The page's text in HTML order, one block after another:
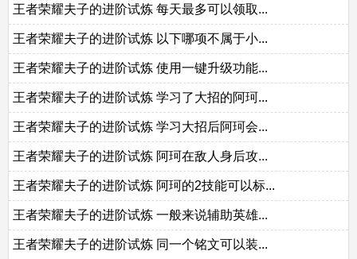
王者荣耀夫子的进阶试炼 每天最多可以领取...
王者荣耀夫子的进阶试炼 以下哪项不属于小...
王者荣耀夫子的进阶试炼 使用一键升级功能...
王者荣耀夫子的进阶试炼 学习了大招的阿珂...
王者荣耀夫子的进阶试炼 学习大招后阿珂会...
王者荣耀夫子的进阶试炼 阿珂在敌人身后攻...
王者荣耀夫子的进阶试炼 阿珂的2技能可以标...
王者荣耀夫子的进阶试炼 一般来说辅助英雄...
王者荣耀夫子的进阶试炼 同一个铭文可以装...